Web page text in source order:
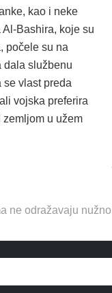
kao i neke
Bashira, koje su
počele su na
dala službenu
vlast preda
vojska preferira
u užem
ne odražavaju nužno